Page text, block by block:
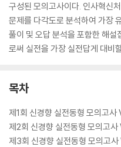
구성된 모의고사이다. 인사혁신
문제를 다각도로 분석하여 가장
풀이 및 오답 분석을 포함한 해
로써 실전을 가장 실전답게 대비
목차
제1회 신경향 실전동형 모의고사
제2회 신경향 실전동형 모의고사
제3회 신경향 실전동형 모의고사